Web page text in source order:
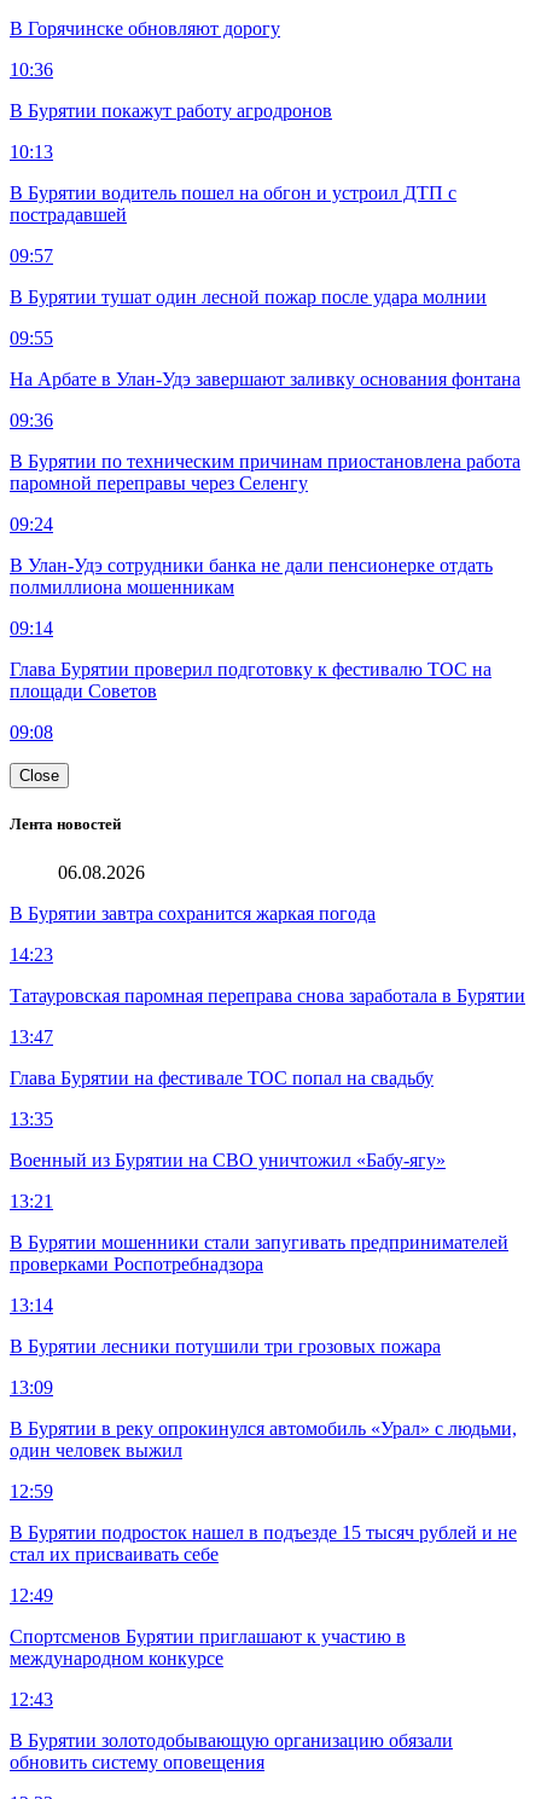
В Горячинске обновляют дорогу
10:36
В Бурятии покажут работу агродронов
10:13
В Бурятии водитель пошел на обгон и устроил ДТП с
пострадавшей
09:57
В Бурятии тушат один лесной пожар после удара молнии
09:55
На Арбате в Улан-Удэ завершают заливку основания фонтана
09:36
В Бурятии по техническим причинам приостановлена работа
паромной переправы через Селенгу
09:24
В Улан-Удэ сотрудники банка не дали пенсионерке отдать
полмиллиона мошенникам
09:14
Глава Бурятии проверил подготовку к фестивалю ТОС на
площади Советов
09:08
Close
Лента новостей
06.08.2026
В Бурятии завтра сохранится жаркая погода
14:23
Татауровская паромная переправа снова заработала в Бурятии
13:47
Глава Бурятии на фестивале ТОС попал на свадьбу
13:35
Военный из Бурятии на СВО уничтожил «Бабу-ягу»
13:21
В Бурятии мошенники стали запугивать предпринимателей
проверками Роспотребнадзора
13:14
В Бурятии лесники потушили три грозовых пожара
13:09
В Бурятии в реку опрокинулся автомобиль «Урал» с людьми,
один человек выжил
12:59
В Бурятии подросток нашел в подъезде 15 тысяч рублей и не
стал их присваивать себе
12:49
Спортсменов Бурятии приглашают к участию в
международном конкурсе
12:43
В Бурятии золотодобывающую организацию обязали
обновить систему оповещения